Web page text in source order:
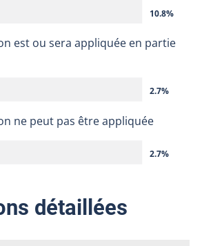
10.8%
est ou sera appliquée en partie
2.7%
ne peut pas être appliquée
2.7%
détaillées